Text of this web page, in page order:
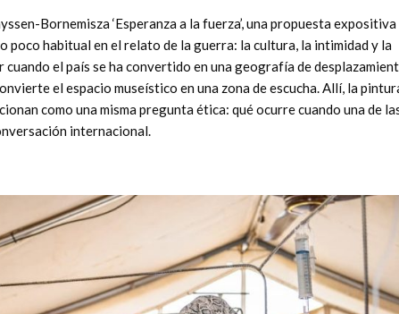
Bornemisza ‘Esperanza a la fuerza’, una propuesta expositiva
poco habitual en el relato de la guerra: la cultura, la intimidad y la
el país se ha convertido en una geografía de
el espacio museístico en una zona de escucha. Allí, la
como una misma pregunta ética: qué ocurre cuando una de
internacional.